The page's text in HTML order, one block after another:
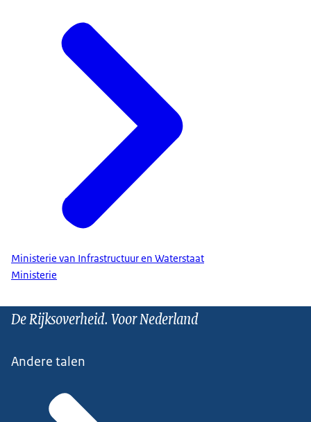
Ministerie van Infrastructuur en Waterstaat
Ministerie
De Rijksoverheid. Voor Nederland
Andere talen